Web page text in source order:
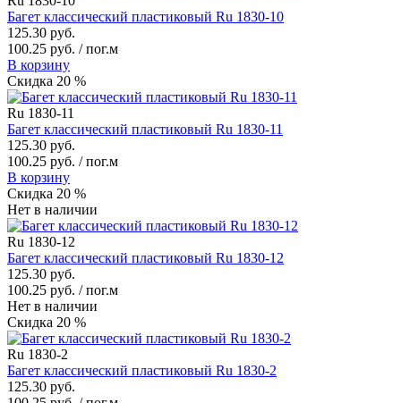
Багет классический пластиковый Ru 1830-10
125.30 руб.
100.25 руб. / пог.м
В корзину
Скидка 20 %
Ru 1830-11
Багет классический пластиковый Ru 1830-11
125.30 руб.
100.25 руб. / пог.м
В корзину
Скидка 20 %
Нет в наличии
Ru 1830-12
Багет классический пластиковый Ru 1830-12
125.30 руб.
100.25 руб. / пог.м
Нет в наличии
Скидка 20 %
Ru 1830-2
Багет классический пластиковый Ru 1830-2
125.30 руб.